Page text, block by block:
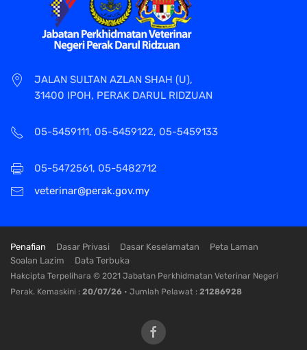
JALAN SULTAN AZLAN SHAH (U),
31400 IPOH, PERAK DARUL RIDZUAN
05-5459111, 05-5459122, 05-5459133
05-5472561, 05-5482712
veterinar@perak.gov.my
Penafian Dasar Privasi Dasar Keselamatan
Peta Laman
Soalan Lazim
Data Terbuka
Hakcipta Terpelihara © 2021 Jabatan Perkhidmatan Veterinar Negeri
Perak. Kemaskini : 20/07/26 • Jumlah Pelawat : 21286928